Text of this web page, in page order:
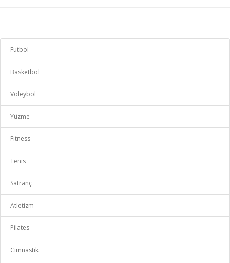
Futbol
Basketbol
Voleybol
Yüzme
Fıtness
Tenis
Satranç
Atletizm
Pilates
Cimnastik